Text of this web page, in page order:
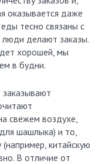
оказывается даже
тесно связаны с
делают заказы.
хорошей, мы
в будни.
заказывают
свежем воздухе,
шашлыка) и то,
китайскую
В отличие от